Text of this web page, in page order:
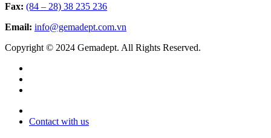
Fax: (84 – 28) 38 235 236
Email: info@gemadept.com.vn
Copyright © 2024 Gemadept. All Rights Reserved.
Contact with us